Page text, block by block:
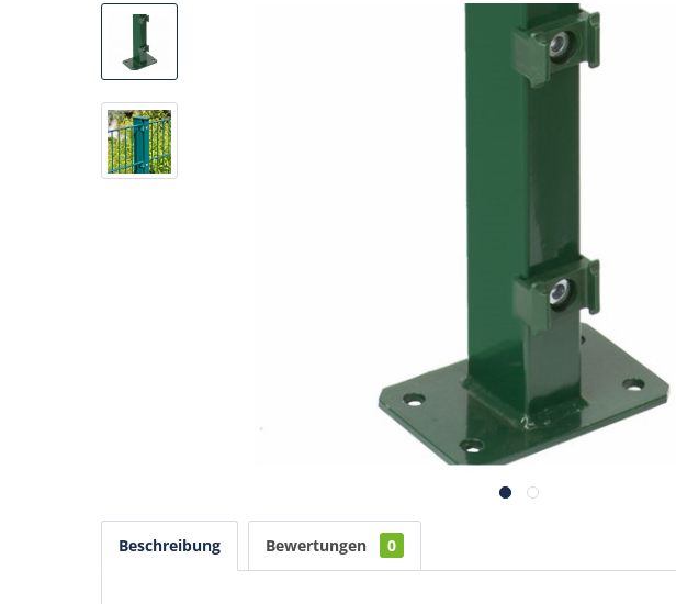
Beschreibung Bewertungen 0